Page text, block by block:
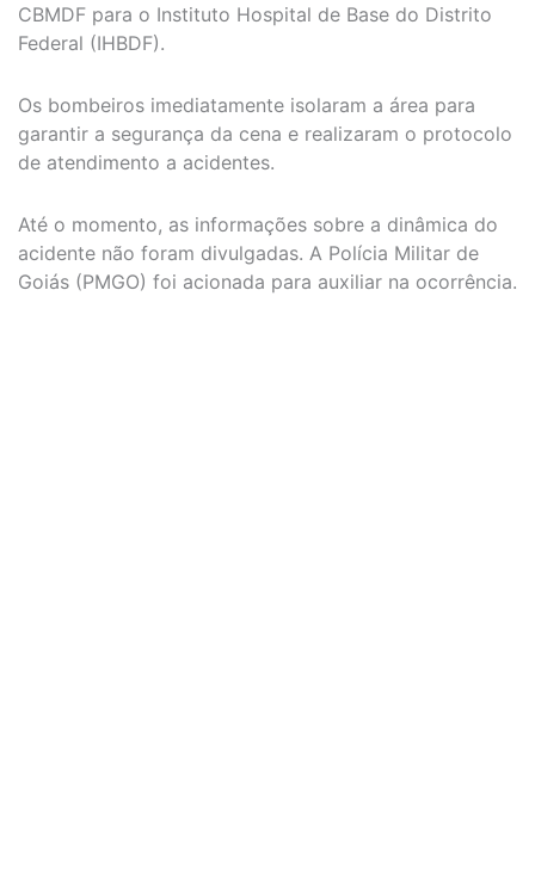
CBMDF para o Instituto Hospital de Base do Distrito
Federal (IHBDF).
Os bombeiros imediatamente isolaram a área para
garantir a segurança da cena e realizaram o protocolo
de atendimento a acidentes.
Até o momento, as informações sobre a dinâmica do
acidente não foram divulgadas. A Polícia Militar de
Goiás (PMGO) foi acionada para auxiliar na ocorrência.